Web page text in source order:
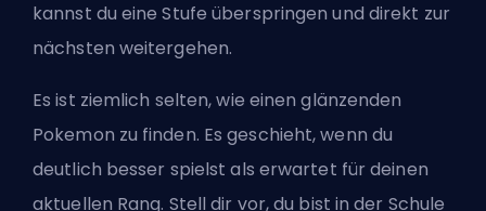
kannst du eine Stufe überspringen und direkt zur
nächsten weitergehen.
Es ist ziemlich selten, wie einen glänzenden
Pokemon zu finden. Es geschieht, wenn du
deutlich besser spielst als erwartet für deinen
aktuellen Rang. Stell dir vor, du bist in der Schule